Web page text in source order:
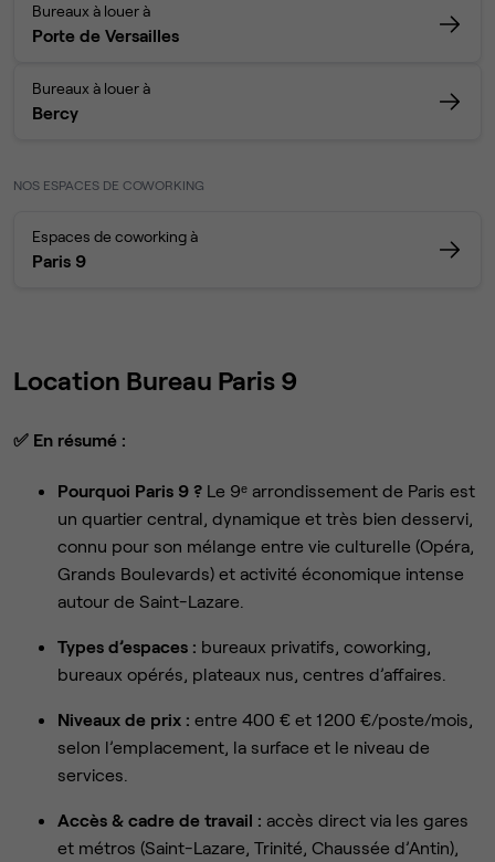
Bureaux à louer à
Porte de Versailles
Bureaux à louer à
Bercy
NOS ESPACES DE COWORKING
Espaces de coworking à
Paris 9
Location Bureau Paris 9
✅ En résumé :
Pourquoi Paris 9 ? Le 9ᵉ arrondissement de Paris est
un quartier central, dynamique et très bien desservi,
connu pour son mélange entre vie culturelle (Opéra,
Grands Boulevards) et activité économique intense
autour de Saint-Lazare.
Types d’espaces : bureaux privatifs, coworking,
bureaux opérés, plateaux nus, centres d’affaires.
Niveaux de prix : entre 400 € et 1 200 €/poste/mois,
selon l’emplacement, la surface et le niveau de
services.
Accès & cadre de travail : accès direct via les gares
et métros (Saint-Lazare, Trinité, Chaussée d’Antin),